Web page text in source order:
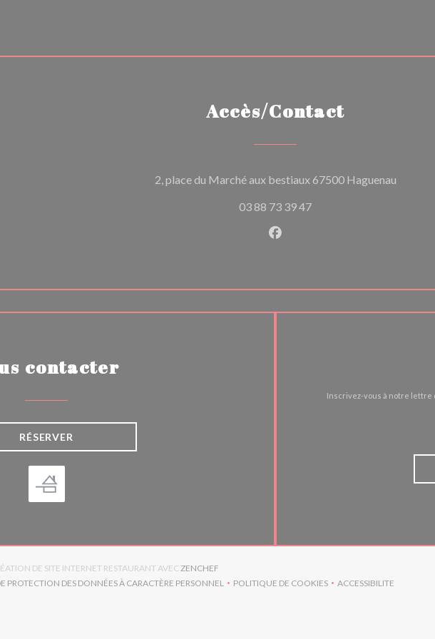
Accès/Contact
2, place du Marché aux bestiaux 67500 Haguenau((ouvre
03 88 73 39 47
Facebook ((ouvre une
contacter
RÉSERVER
Inscrivez-vous à notre
DE SITE INTERNET RESTAURANT AVEC ZENCHEF
FENÊTRE))
PROTECTION DES DONNÉES À CARACTÈRE PERSONNEL
((OUVRE UNE NOUVELLE FENÊTRE))
POLITIQUE DE COOKIES
((OUVRE UNE NOUVELLE FENÊTRE))
ACCESSIBILITE
((OUVRE UNE